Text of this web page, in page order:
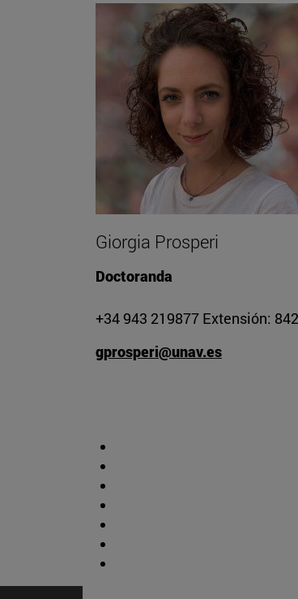
Giorgia Prosperi
Doctoranda
+34 943 219877 Extensión:
gprosperi@unav.es